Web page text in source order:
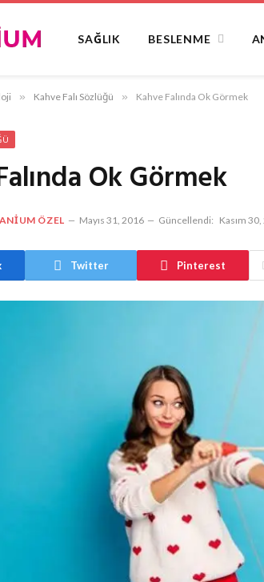
SAĞLIK BESLENME
» Kahve Falı Sözlüğü » Kahve Falında Ok Görmek
Ok Görmek
ÖZEL Mayıs 31, 2016 Güncellendi: Kasım
Twitter Pinterest